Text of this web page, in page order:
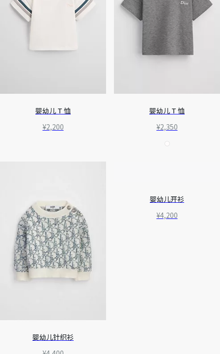
婴幼儿 T 恤
¥2,200
婴幼儿 T 恤
¥2,350
婴幼儿针织衫
婴幼儿开衫
¥4,200